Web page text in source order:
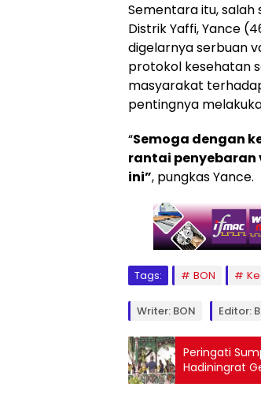
Sementara itu,
Distrik Yaffi, Yance
digelarnya serbuan
protokol kesehatan
masyarakat
pentingnya
“Semoga dengan
rantai penyebaran
ini”, pungkas Yance.
Tags: BON
Writer: BON Editor:
Peringati
Hadiningrat